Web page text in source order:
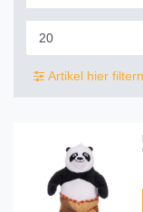
Artikel hier filtern